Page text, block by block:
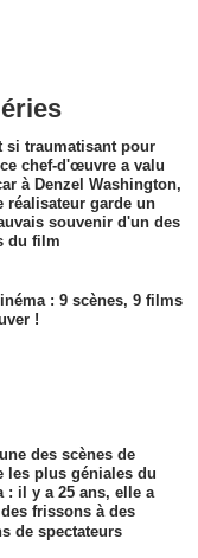
si traumatisant pour
chef-d'œuvre a valu
à Denzel Washington,
réalisateur garde un
souvenir d'un des
du film
: 9 scènes, 9 films
!
des scènes de
les plus géniales du
: il y a 25 ans, elle a
frissons à des
de spectateurs